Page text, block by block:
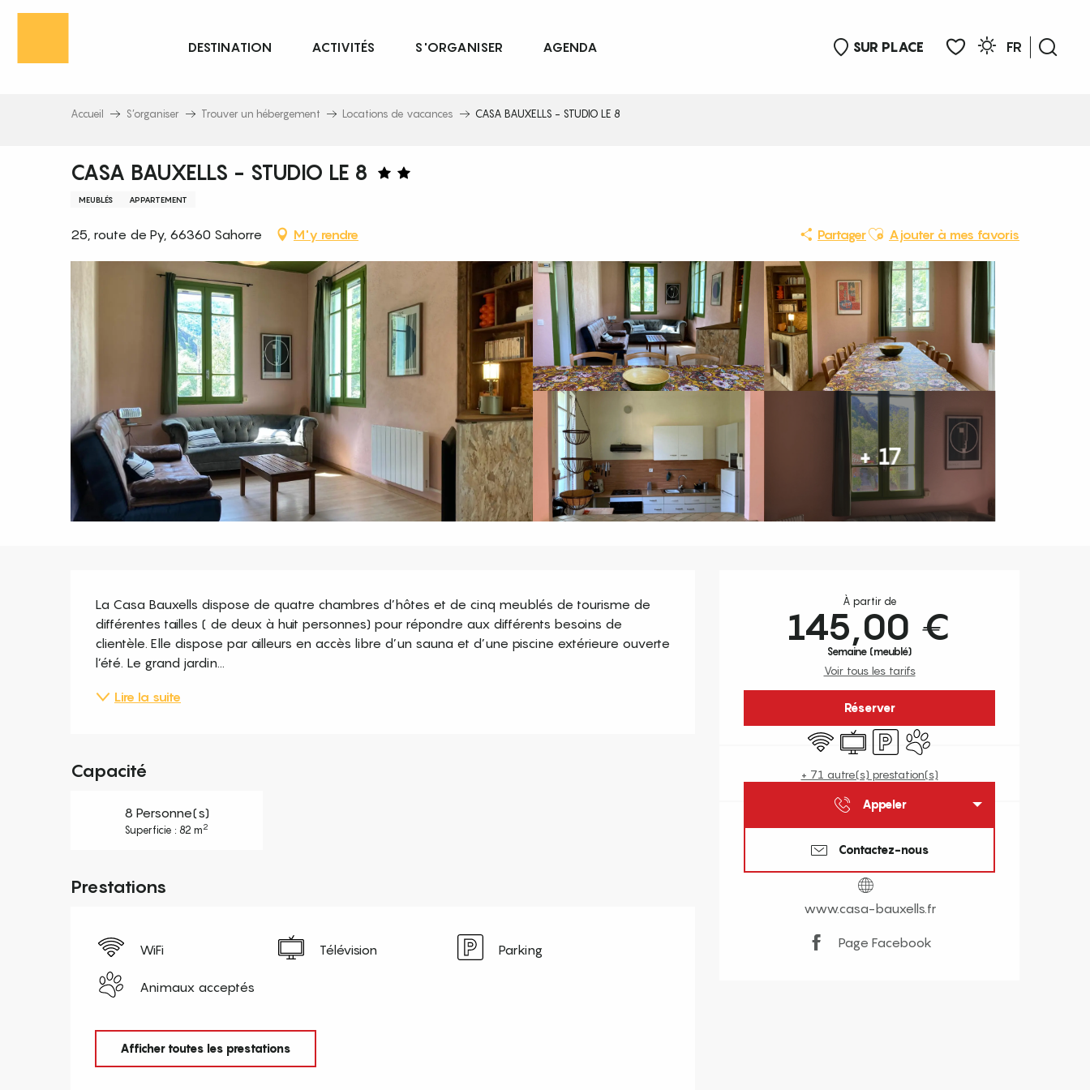
Aller
principal
SUR PLACE
FR
DESTINATION ACTIVITÉS S'ORGANISER AGENDA
Accueil S’organiser Trouver un hébergement Locations de vacances CASA BAUXELLS - STUDIO LE 8
CASA BAUXELLS - STUDIO LE 8
MEUBLÉS APPARTEMENT
25, route de Py, 66360 Sahorre M'y rendre PartagerAjouter aux favoris
Ajouter à mes favoris
+ 17
Ouverture et coordonnées
À partir de
145,00 €
Semaine (meublé)
Voir tous les tarifs
Réserver
WiFi Télévision
ParkingAnimaux acceptés
+ 71 autre(s) prestation(s)
Appeler
Contactez-nous
www.casa-bauxells.fr
Page Facebook
Description
La Casa Bauxells dispose de quatre chambres d’hôtes et de cinq meublés de tourisme de
différentes tailles ( de deux à huit personnes) pour répondre aux différents besoins de
clientèle. Elle dispose par ailleurs en accès libre d’un sauna et d’une piscine extérieure ouverte
l’été. Le grand jardin...
Lire la suite
Capacité
8 Personne(s)
Superficie : 82 m2
Prestations
WiFi Télévision Parking
Animaux acceptés
Afficher toutes les prestations